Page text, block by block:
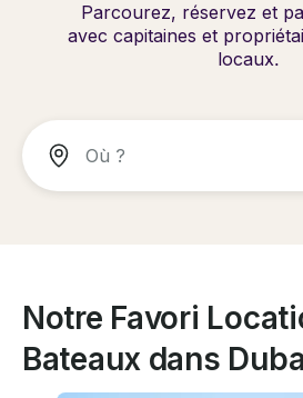
Parcourez, réservez et
avec capitaines et
locaux.
Notre Favori
Bateaux dans